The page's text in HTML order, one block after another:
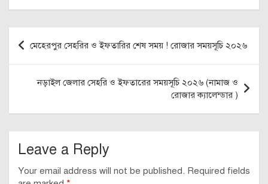
Post
navigation
মেহেরপুর সেহরির ও ইফতারির শেষ সময় ! রোজার সময়সূচি ২০২৬
নড়াইল জেলার সেহরি ও ইফতারের সময়সূচি ২০২৬ (নামাজ ও
রোজার ক্যালেন্ডার )
Leave a Reply
Your email address will not be published. Required fields